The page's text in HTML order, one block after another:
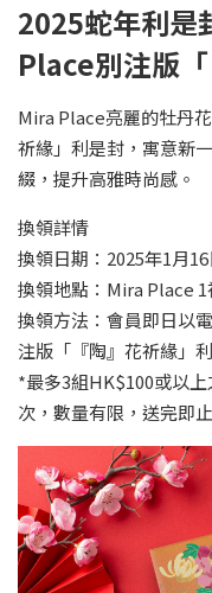
2025蛇年利是
Place別注版
Mira Place亮麗的牡丹
祈緣」利是封，寓意新
綴，提升高雅時尚感。
換領詳情
換領日期：2025年1月
換領地點：Mira Place 1
換領方法：會員即日以
注版「『陶』花祈緣」
*最多3組HK$100或以
次，數量有限，送完即止